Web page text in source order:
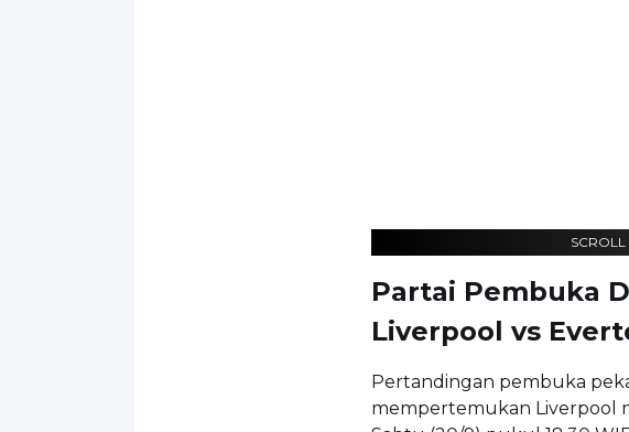
Partai Pembuka
Liverpool vs
Pertandingan pembuka
mempertemukan Liverpool